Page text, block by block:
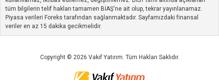
tüm bilgilerin telif hakları tamamen BİAŞ'ne ait olup, tekrar yayınlanamaz.
Piyasa verileri Foreks tarafından sağlanmaktadır. Sayfamızdaki finansal
veriler en az 15 dakika gecikmelidir.
Copyright © 2026 Vakıf Yatırım. Tüm Hakları Saklıdır.